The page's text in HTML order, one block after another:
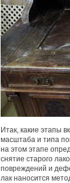
Итак, какие этапы
масштаба и типа
на этом этапе
снятие старого
повреждений и
лак наносится